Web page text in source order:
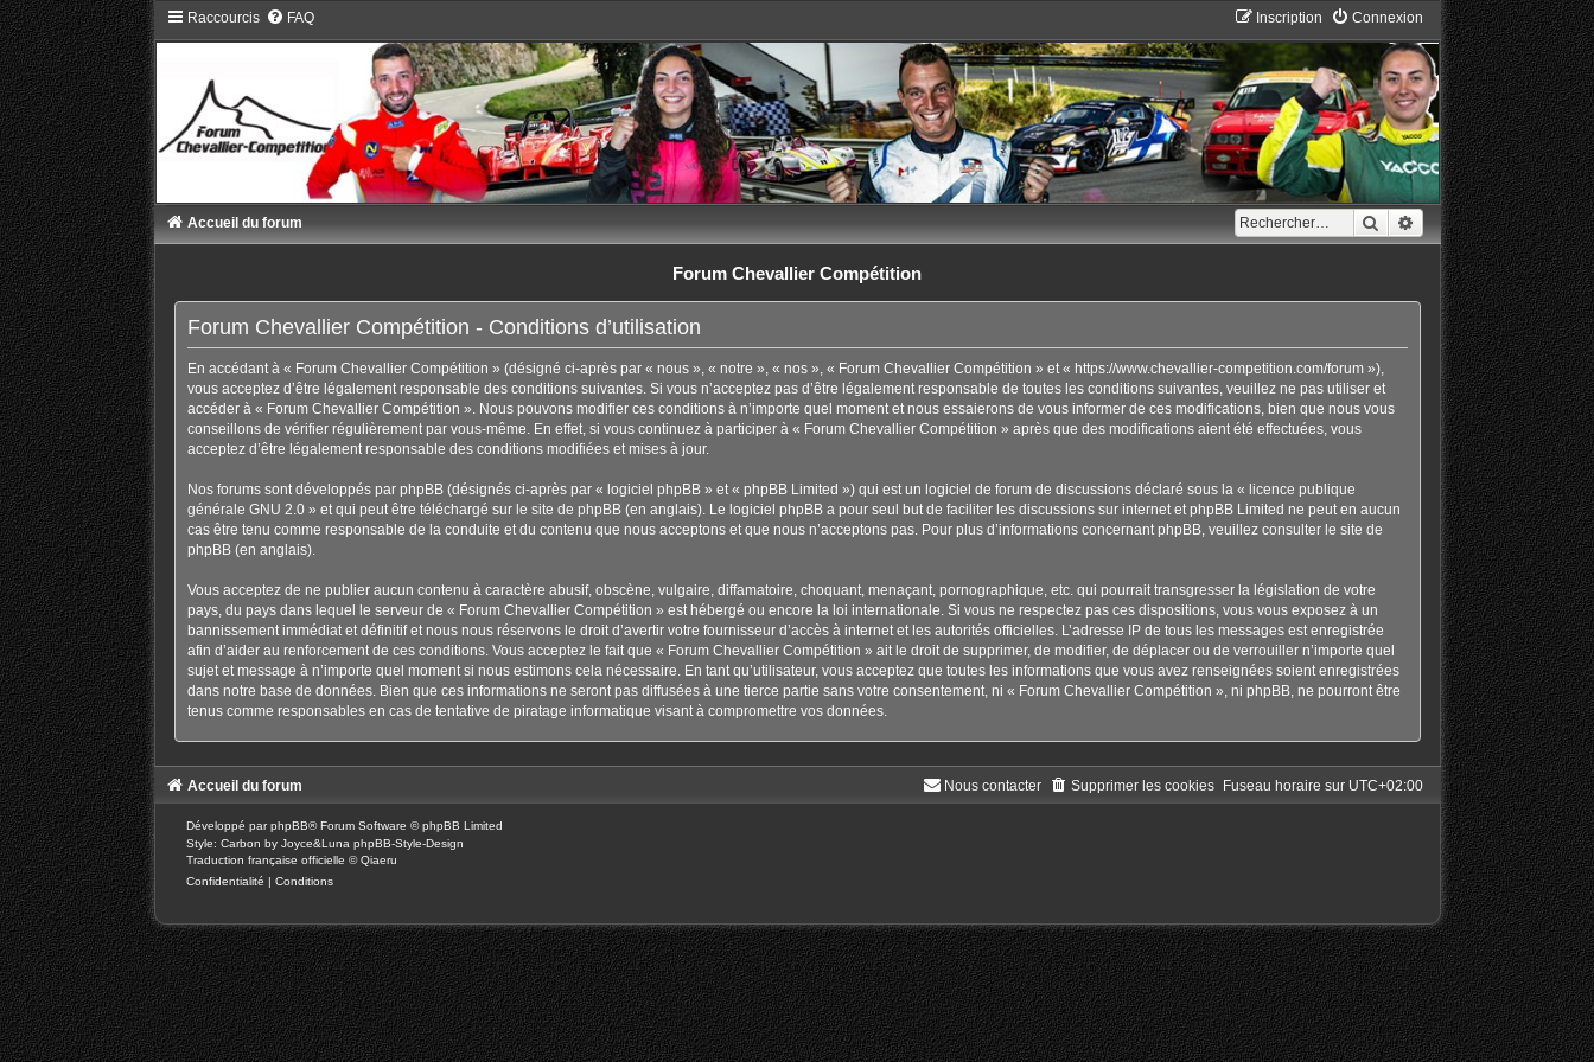
Raccourcis FAQ Connexion
Inscription
RechercherRecherche avancée
Accueil du forum
Forum Chevallier Compétition
Forum Chevallier Compétition - Conditions d’utilisation
En accédant à « Forum Chevallier Compétition » (désigné ci-après par « nous », « notre », « nos », « Forum Chevallier Compétition » et « https://www.chevallier-competition.com/forum »),
vous acceptez d’être légalement responsable des conditions suivantes. Si vous n’acceptez pas d’être légalement responsable de toutes les conditions suivantes, veuillez ne pas utiliser et
accéder à « Forum Chevallier Compétition ». Nous pouvons modifier ces conditions à n’importe quel moment et nous essaierons de vous informer de ces modifications, bien que nous vous
conseillons de vérifier régulièrement par vous-même. En effet, si vous continuez à participer à « Forum Chevallier Compétition » après que des modifications aient été effectuées, vous
acceptez d’être légalement responsable des conditions modifiées et mises à jour.
Nos forums sont développés par phpBB (désignés ci-après par « logiciel phpBB » et « phpBB Limited ») qui est un logiciel de forum de discussions déclaré sous la « licence publique
générale GNU 2.0» et qui peut être téléchargé sur le site de phpBB(en anglais). Le logiciel phpBB a pour seul but de faciliter les discussions sur internet et phpBB Limited ne peut en aucun
cas être tenu comme responsable de la conduite et du contenu que nous acceptons et que nous n’acceptons pas. Pour plus d’informations concernant phpBB, veuillez consulter le site de
phpBB(en anglais).
Vous acceptez de ne publier aucun contenu à caractère abusif, obscène, vulgaire, diffamatoire, choquant, menaçant, pornographique, etc. qui pourrait transgresser la législation de votre
pays, du pays dans lequel le serveur de « Forum Chevallier Compétition » est hébergé ou encore la loi internationale. Si vous ne respectez pas ces dispositions, vous vous exposez à un
bannissement immédiat et définitif et nous nous réservons le droit d’avertir votre fournisseur d’accès à internet et les autorités officielles. L’adresse IP de tous les messages est enregistrée
afin d’aider au renforcement de ces conditions. Vous acceptez le fait que « Forum Chevallier Compétition » ait le droit de supprimer, de modifier, de déplacer ou de verrouiller n’importe quel
sujet et message à n’importe quel moment si nous estimons cela nécessaire. En tant qu’utilisateur, vous acceptez que toutes les informations que vous avez renseignées soient enregistrées
dans notre base de données. Bien que ces informations ne seront pas diffusées à une tierce partie sans votre consentement, ni « Forum Chevallier Compétition », ni phpBB, ne pourront être
tenus comme responsables en cas de tentative de piratage informatique visant à compromettre vos données.
Accueil du forum Fuseau horaire sur UTC+02:00
Supprimer les cookies
Nous contacter
Développé parphpBB® Forum Software © phpBB Limited
Style: Carbon by Joyce&Luna phpBB-Style-Design
Traduction française officielle ©Qiaeru
Confidentialité | Conditions